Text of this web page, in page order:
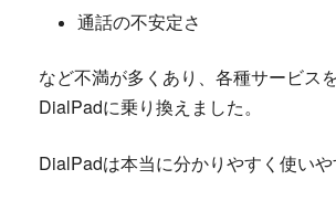
通話の不安定さ
など不満が多くあり、各種サービス
DialPadに乗り換えました。
DialPadは本当に分かりやすく使いや